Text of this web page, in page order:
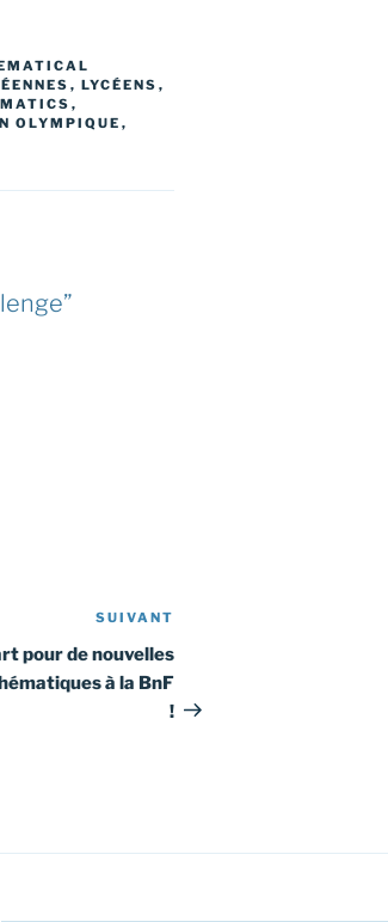
, LYCÉENS ,
,
OLYMPIQUE ,
suivant
SUIVANT
pour de nouvelles
à la BnF
!